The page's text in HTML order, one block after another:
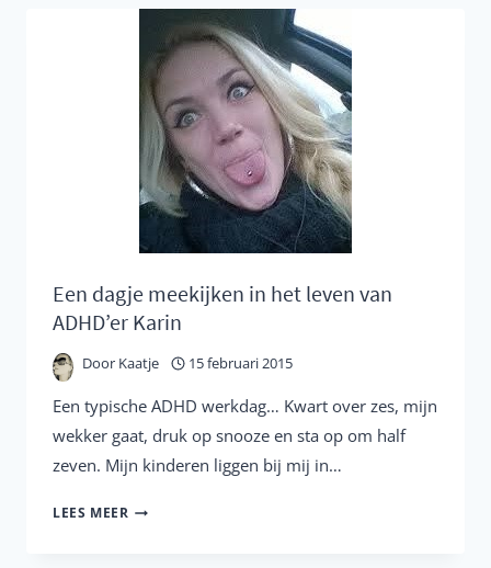
VAN
MENSELIJK
RAS?
Een dagje meekijken in het leven van
ADHD’er Karin
Door Kaatje 15 februari 2015
Een typische ADHD werkdag… Kwart over zes, mijn
wekker gaat, druk op snooze en sta op om half
zeven. Mijn kinderen liggen bij mij in…
LEES MEER EEN